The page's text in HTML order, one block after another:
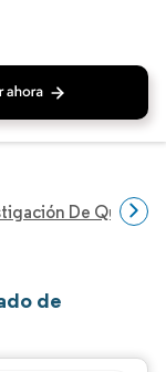
De
de